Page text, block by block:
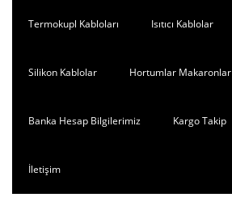
Termokupl Kabloları Isıtıcı Kablolar
Silikon Kablolar Hortumlar Makaronlar
Banka Hesap Bilgilerimiz Kargo Takip
İletişim